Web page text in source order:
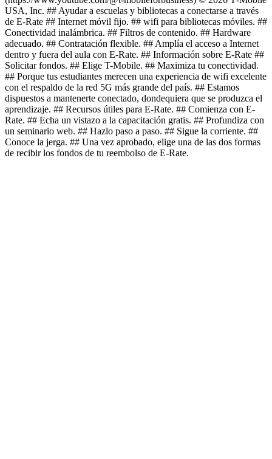
USA, Inc. ## Ayudar a escuelas y bibliotecas a conectarse a través
de E-Rate ## Internet móvil fijo. ## wifi para bibliotecas móviles. ##
Conectividad inalámbrica. ## Filtros de contenido. ## Hardware
adecuado. ## Contratación flexible. ## Amplía el acceso a Internet
dentro y fuera del aula con E-Rate. ## Información sobre E-Rate ##
Solicitar fondos. ## Elige T-Mobile. ## Maximiza tu conectividad.
## Porque tus estudiantes merecen una experiencia de wifi excelente
con el respaldo de la red 5G más grande del país. ## Estamos
dispuestos a mantenerte conectado, dondequiera que se produzca el
aprendizaje. ## Recursos útiles para E-Rate. ## Comienza con E-
Rate. ## Echa un vistazo a la capacitación gratis. ## Profundiza con
un seminario web. ## Hazlo paso a paso. ## Sigue la corriente. ##
Conoce la jerga. ## Una vez aprobado, elige una de las dos formas
de recibir los fondos de tu reembolso de E-Rate.